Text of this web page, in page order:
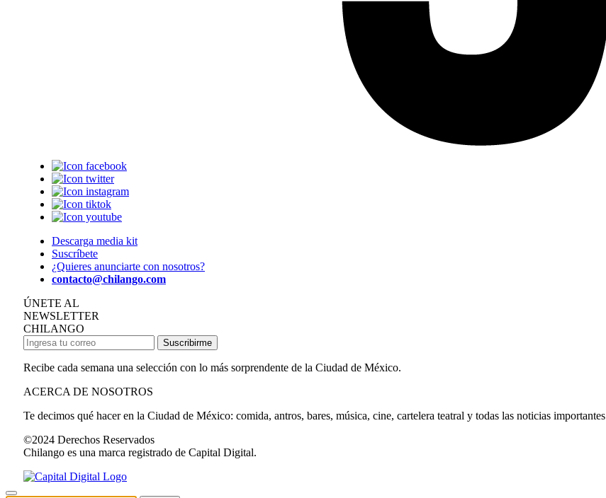
Descarga media kit
Suscríbete
¿Quieres anunciarte con nosotros?
contacto@chilango.com
ÚNETE AL
NEWSLETTER
CHILANGO
Suscribirme
Recibe cada semana una selección con lo más sorprendente de la Ciudad de México.
ACERCA DE NOSOTROS
Te decimos qué hacer en la Ciudad de México: comida, antros, bares, música, cine, cartelera teatral y todas las noticias importantes
©2024 Derechos Reservados
Chilango es una marca registrado de Capital Digital.